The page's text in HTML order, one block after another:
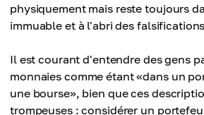
physiquement mais reste toujours
immuable et à l'abri des
Il est courant d'entendre des gens
monnaies comme étant «dans un
une bourse», bien que ces
trompeuses : considérer un